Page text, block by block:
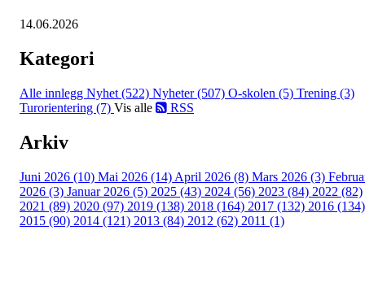
14.06.2026
Kategori
Alle innlegg Nyhet (522) Nyheter (507) O-skolen (5) Trening (3)
Turorientering (7) Vis alle RSS
Arkiv
Juni 2026 (10) Mai 2026 (14) April 2026 (8) Mars 2026 (3)
2026 (3) Januar 2026 (5) 2025 (43) 2024 (56) 2023 (84) 2022 (82)
2021 (89) 2020 (97) 2019 (138) 2018 (164) 2017 (132) 2016 (134)
2015 (90) 2014 (121) 2013 (84) 2012 (62) 2011 (1)